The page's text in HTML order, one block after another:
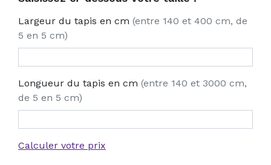
Largeur du tapis en cm (entre 140 et 400 cm, de
5 en 5 cm)
Longueur du tapis en cm (entre 140 et 3000 cm,
de 5 en 5 cm)
Calculer votre prix